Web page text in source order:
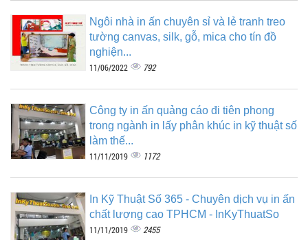
Ngôi nhà in ấn chuyên sỉ và lẻ tranh treo
tường canvas, silk, gỗ, mica cho tín đồ
nghiện...
11/06/2022 792
Công ty in ấn quảng cáo đi tiên phong
trong ngành in lấy phân khúc in kỹ thuật số
làm thế...
11/11/2019 1172
In Kỹ Thuật Số 365 - Chuyên dịch vụ in ấn
chất lượng cao TPHCM - InKyThuatSo
11/11/2019 2455